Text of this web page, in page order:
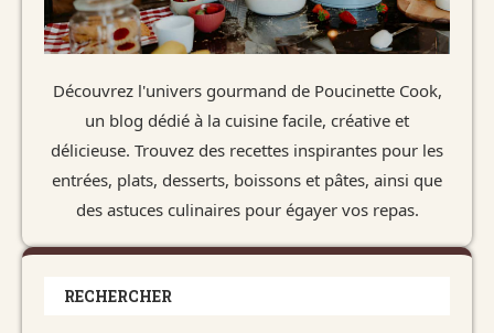
Découvrez l'univers gourmand de Poucinette Cook,
un blog dédié à la cuisine facile, créative et
délicieuse. Trouvez des recettes inspirantes pour les
entrées, plats, desserts, boissons et pâtes, ainsi que
des astuces culinaires pour égayer vos repas.
RECHERCHER